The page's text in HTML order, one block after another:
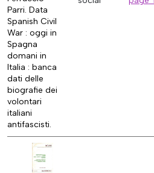
Parri. Data
Spanish Civil
War : oggi in
Spagna
domani in
Italia : banca
dati delle
biografie dei
volontari
italiani
antifascisti.